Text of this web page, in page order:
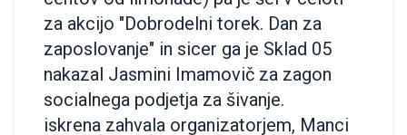
za akcijo "Dobrodelni torek. Dan za
zaposlovanje" in sicer ga je Sklad 05
nakazal Jasmini Imamovič za zagon
socialnega podjetja za šivanje.
iskrena zahvala organizatorjem, Manci